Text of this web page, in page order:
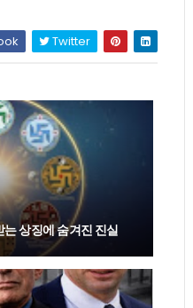
Twitter
상징에 숨겨진 진실